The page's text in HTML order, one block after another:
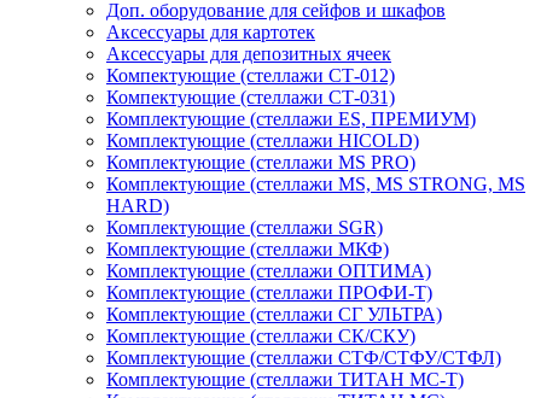
Доп. оборудование для сейфов и шкафов
Аксессуары для картотек
Аксессуары для депозитных ячеек
Компектующие (стеллажи СТ-012)
Компектующие (стеллажи СТ-031)
Комплектующие (стеллажи ES, ПРЕМИУМ)
Комплектующие (стеллажи HICOLD)
Комплектующие (стеллажи MS PRO)
Комплектующие (стеллажи MS, MS STRONG, MS
HARD)
Комплектующие (стеллажи SGR)
Комплектующие (стеллажи МКФ)
Комплектующие (стеллажи ОПТИМА)
Комплектующие (стеллажи ПРОФИ-Т)
Комплектующие (стеллажи СГ УЛЬТРА)
Комплектующие (стеллажи СК/СКУ)
Комплектующие (стеллажи СТФ/СТФУ/СТФЛ)
Комплектующие (стеллажи ТИТАН МС-Т)